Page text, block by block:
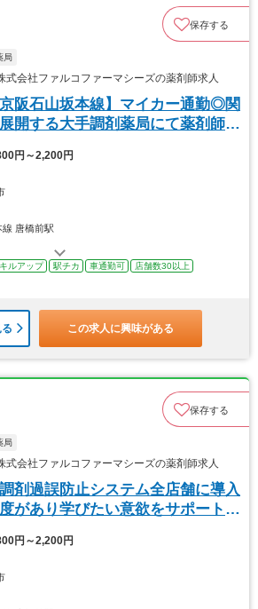
保存する
局
会社ファルコファーマシーズの薬剤師求人
京阪石山坂本線】マイカー通勤◎関
開する大手調剤薬局にて薬剤師の
円～2,200円
唐橋前駅
ルアップ 駅チカ 車通勤可
店舗数30以上
この求人に興味がある
保存する
局
会社ファルコファーマシーズの薬剤師求人
剤過誤防止システム全店舗に導入
があり学びたい意欲をサポートし
円～2,200円